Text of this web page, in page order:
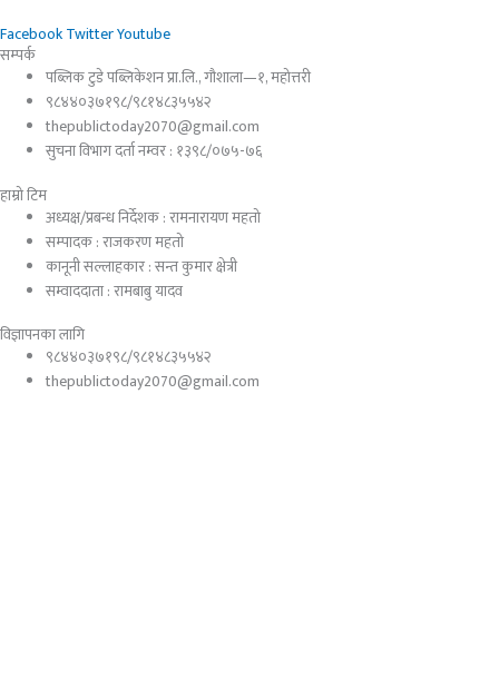
FacebookTwitterYoutube
सम्पर्क
पब्लिक टुडे पब्लिकेशन प्रा.लि., गौशाला—१, महोत्तरी
९८४४०३७१९८/९८१४८३५५४२
thepublictoday2070@gmail.com
सुचना विभाग दर्ता नम्वर : १३९८/०७५-७६
हाम्रो टिम
अध्यक्ष/प्रबन्ध निर्देशक : रामनारायण महतो
सम्पादक : राजकरण महतो
कानूनी सल्लाहकार : सन्त कुमार क्षेत्री
सम्वाददाता : रामबाबु यादव
विज्ञापनका लागि
९८४४०३७१९८/९८१४८३५५४२
thepublictoday2070@gmail.com